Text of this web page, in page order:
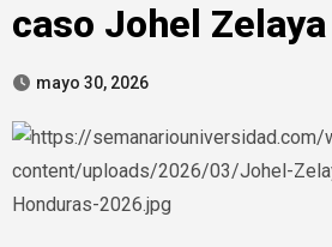
caso Johel Zelaya
mayo 30, 2026